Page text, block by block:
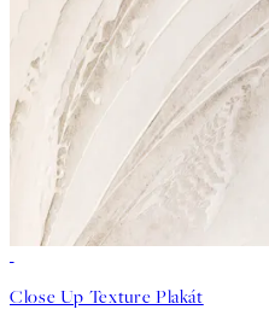
Close Up Texture Plakát